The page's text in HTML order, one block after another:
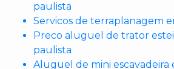
paulista
Servicos de terraplanagem
Preco aluguel de trator
paulista
Aluguel de mini escavadeira